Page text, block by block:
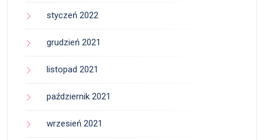
styczeń 2022
grudzień 2021
listopad 2021
październik 2021
wrzesień 2021